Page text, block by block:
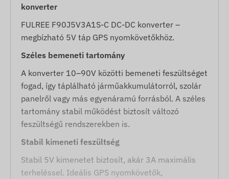
konverter
FULREE F90J5V3A1S-C DC-DC konverter –
megbízható 5V táp GPS nyomkövetőkhöz.
Széles bemeneti tartomány
A konverter 10–90V közötti bemeneti feszültséget
fogad, így táplálható járműakkumulátorról, szolár
panelről vagy más egyenáramú forrásból. A széles
tartomány stabil működést biztosít változó
feszültségű rendszerekben is.
Stabil kimeneti feszültség
Stabil 5V kimenetet biztosít, akár 3A maximális
terheléssel. Ideális GPS nyomkövetők,